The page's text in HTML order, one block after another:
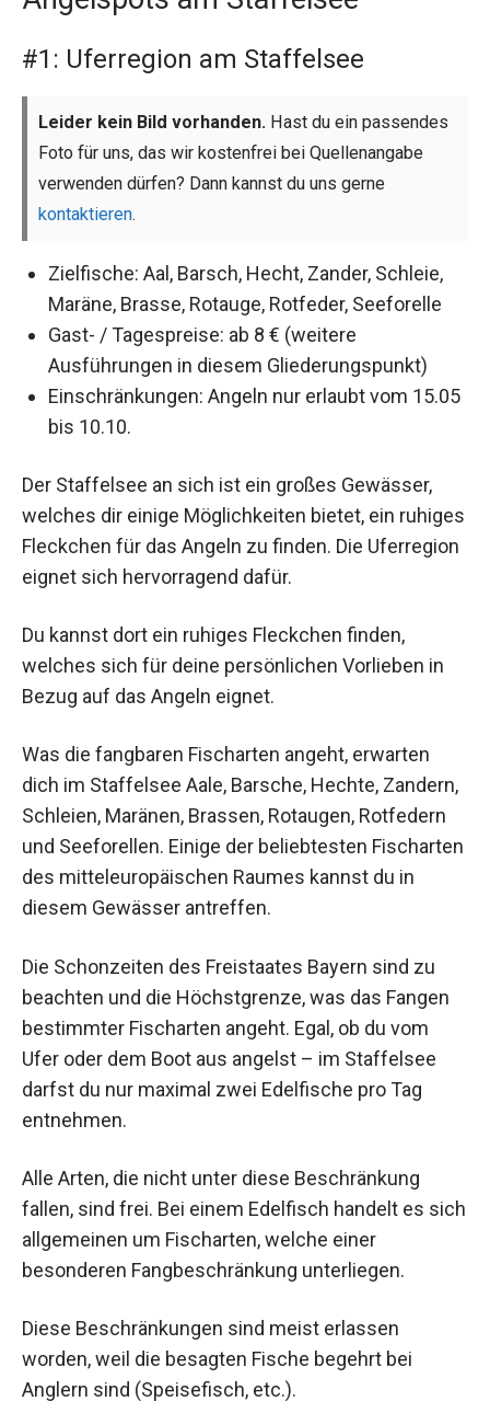
#1: Uferregion am Staffelsee
Leider kein Bild vorhanden. Hast du ein passendes
Foto für uns, das wir kostenfrei bei Quellenangabe
verwenden dürfen? Dann kannst du uns gerne
kontaktieren.
Zielfische: Aal, Barsch, Hecht, Zander, Schleie,
Maräne, Brasse, Rotauge, Rotfeder, Seeforelle
Gast- / Tagespreise: ab 8 € (weitere
Ausführungen in diesem Gliederungspunkt)
Einschränkungen: Angeln nur erlaubt vom 15.05
bis 10.10.
Der Staffelsee an sich ist ein großes Gewässer,
welches dir einige Möglichkeiten bietet, ein ruhiges
Fleckchen für das Angeln zu finden. Die Uferregion
eignet sich hervorragend dafür.
Du kannst dort ein ruhiges Fleckchen finden,
welches sich für deine persönlichen Vorlieben in
Bezug auf das Angeln eignet.
Was die fangbaren Fischarten angeht, erwarten
dich im Staffelsee Aale, Barsche, Hechte, Zandern,
Schleien, Maränen, Brassen, Rotaugen, Rotfedern
und Seeforellen. Einige der beliebtesten Fischarten
des mitteleuropäischen Raumes kannst du in
diesem Gewässer antreffen.
Die Schonzeiten des Freistaates Bayern sind zu
beachten und die Höchstgrenze, was das Fangen
bestimmter Fischarten angeht. Egal, ob du vom
Ufer oder dem Boot aus angelst – im Staffelsee
darfst du nur maximal zwei Edelfische pro Tag
entnehmen.
Alle Arten, die nicht unter diese Beschränkung
fallen, sind frei. Bei einem Edelfisch handelt es sich
allgemeinen um Fischarten, welche einer
besonderen Fangbeschränkung unterliegen.
Diese Beschränkungen sind meist erlassen
worden, weil die besagten Fische begehrt bei
Anglern sind (Speisefisch, etc.).